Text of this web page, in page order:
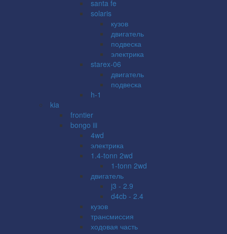
santa fe
solaris
кузов
двигатель
подвеска
электрика
starex-06
двигатель
подвеска
h-1
kia
frontier
bongo iii
4wd
электрика
1.4-tonn 2wd
1-tonn 2wd
двигатель
j3 - 2.9
d4cb - 2.4
кузов
трансмиссия
ходовая часть